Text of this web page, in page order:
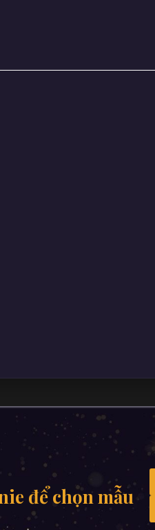
để chọn mẫu